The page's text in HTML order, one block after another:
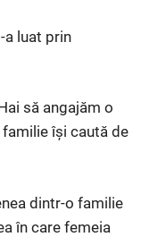
a luat prin
să angajăm o
familie își caută de
dintr-o familie
în care femeia